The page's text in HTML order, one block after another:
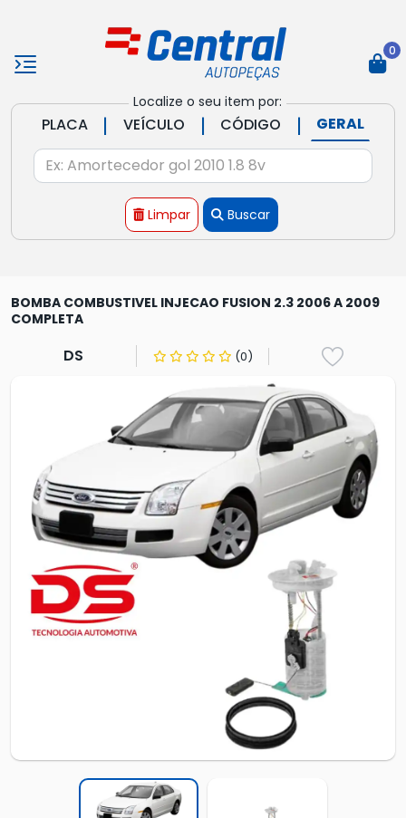
Localize o seu item por:
PLACA | VEÍCULO | CÓDIGO | GERAL
Limpar Buscar
0
BOMBA COMBUSTIVEL INJECAO FUSION 2.3 2006 A 2009
COMPLETA
DS (0)